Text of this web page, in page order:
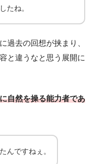
たね。
過去の回想が挟まり、
と違うなと思う展開に
自然を操る能力者であ
んですねぇ。